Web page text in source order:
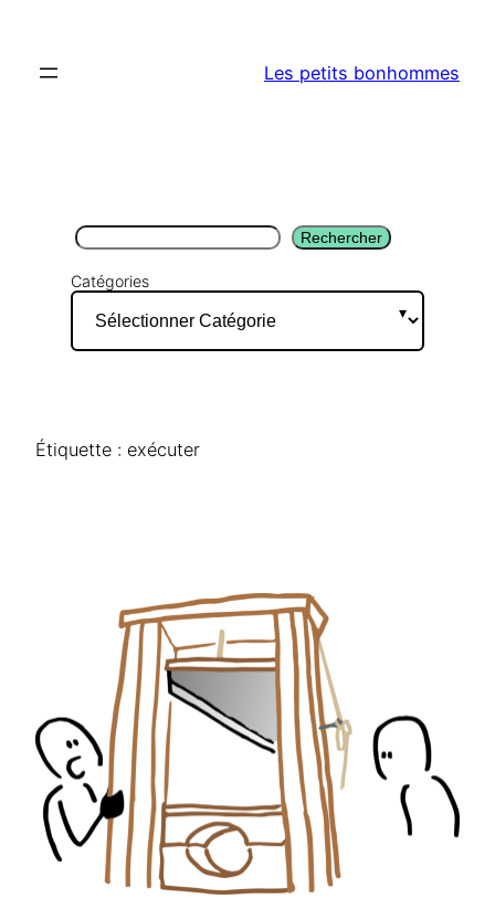
contenu
Les petits bonhommes
Rechercher Rechercher
Catégories
Étiquette : exécuter